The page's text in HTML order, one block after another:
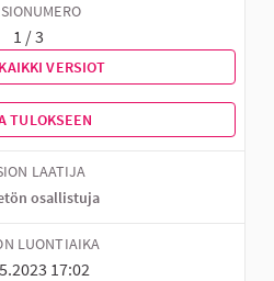
1 / 3
VERSIOT
TULOKSEEN
LAATIJA
osallistuja
LUONTIAIKA
17:02